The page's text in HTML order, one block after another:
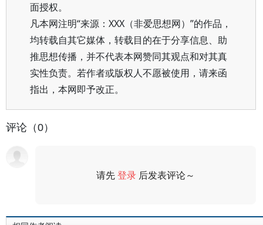
面授权。
凡本网注明“来源：XXX（非爱思想网）”的作品，
均转载自其它媒体，转载目的在于分享信息、助
推思想传播，并不代表本网赞同其观点和对其真
实性负责。若作者或版权人不愿被使用，请来函
指出，本网即予改正。
评论（0）
请先登录 后发表评论～